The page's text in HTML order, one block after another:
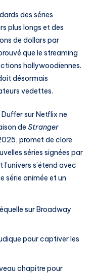
des séries
plus longs et des
de dollars par
que le streaming
hollywoodiennes.
désormais
vedettes.
sur Netflix ne
de Stranger
promet de clore
séries signées par
s’étend avec
série animée et un
sur Broadway
pour captiver les
chapitre pour